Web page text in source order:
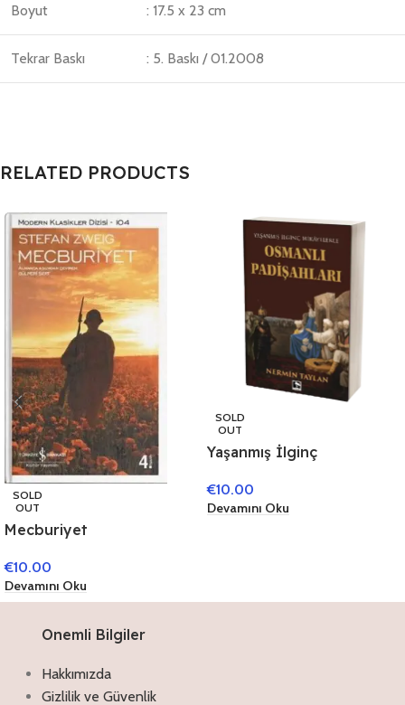
Boyut : 17.5 x 23 cm
Tekrar Baskı : 5. Baskı / 01.2008
RELATED PRODUCTS
SOLD
OUT
Mecburiyet
€10.00
Devamını Oku
SOLD
OUT
Yaşanmış İlginç
Padişahları
€10.00
Devamını Oku
Onemli Bilgiler
Hakkımızda
Gizlilik ve Güvenlik